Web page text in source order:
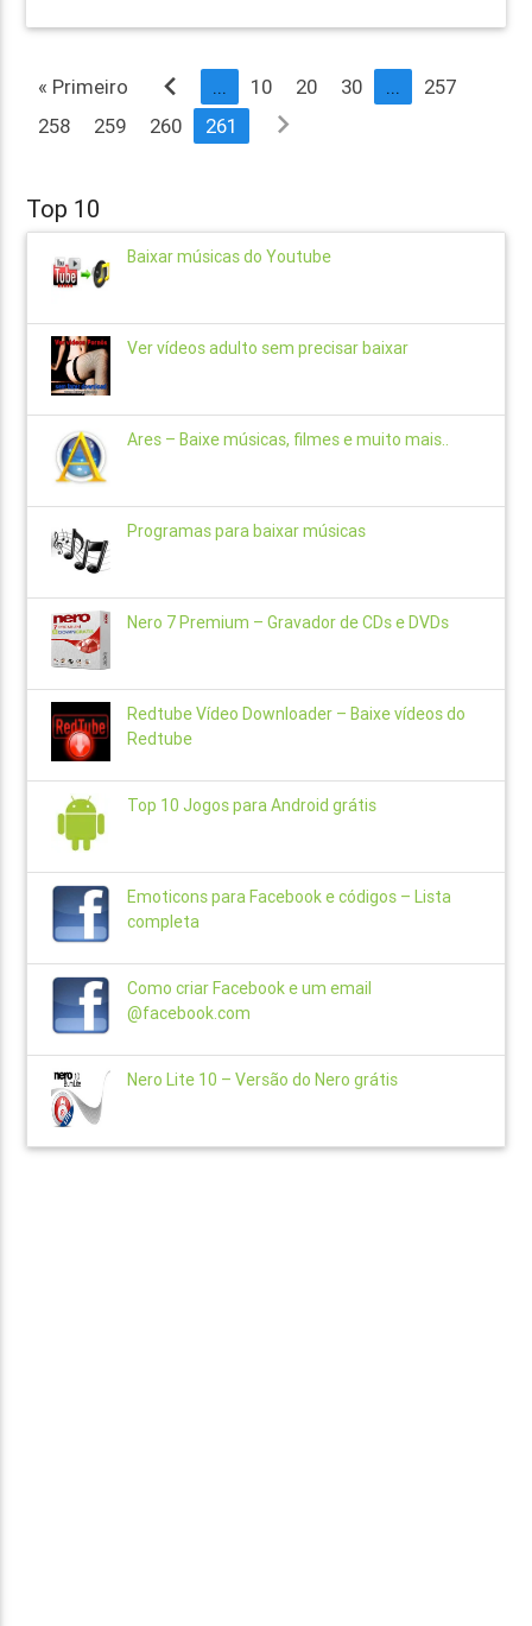
« Primeiro navigate_before ... 10 20 30 ...
257
258
259 260 261 navigate_next
Top 10
Baixar músicas do Youtube
Ver vídeos adulto sem precisar baixar
Ares – Baixe músicas, filmes e muito mais..
Programas para baixar músicas
Nero 7 Premium – Gravador de CDs e DVDs
Redtube Vídeo Downloader – Baixe vídeos do
Redtube
Top 10 Jogos para Android grátis
Emoticons para Facebook e códigos – Lista
completa
Como criar Facebook e um email
@facebook.com
Nero Lite 10 – Versão do Nero grátis